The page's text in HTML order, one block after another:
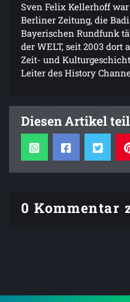
Sven Felix Kellerhoff
Berliner Zeitung, die
Bayerischen Rundfunk
der WELT, seit 2003 dort
Zeit- und
Leiter des History
Diesen Artikel
0 Kommentar